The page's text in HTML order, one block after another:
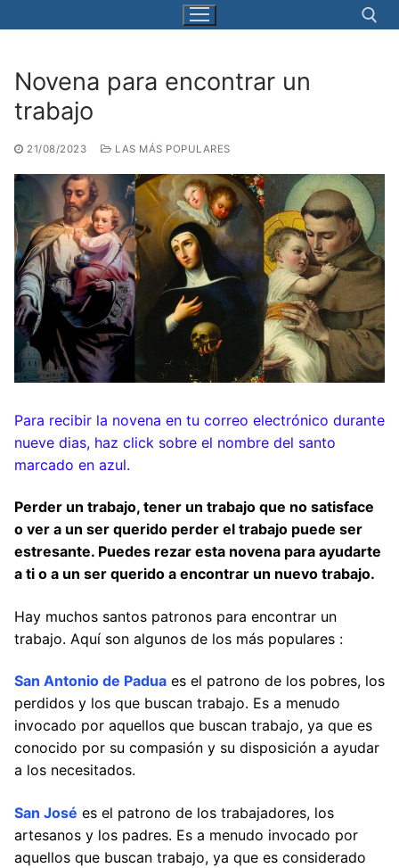
al
Buscar:
Novena para encontrar un
trabajo
21/08/2023 LAS MÁS POPULARES
Para recibir la novena en tu correo electrónico durante
nueve dias, haz click sobre el nombre del santo
marcado en azul.
Perder un trabajo, tener un trabajo que no satisface
o ver a un ser querido perder el trabajo puede ser
estresante. Puedes rezar esta novena para ayudarte
a ti o a un ser querido a encontrar un nuevo trabajo.
Hay muchos santos patronos para encontrar un
trabajo. Aquí son algunos de los más populares :
San Antonio de Padua es el patrono de los pobres, los
perdidos y los que buscan trabajo. Es a menudo
invocado por aquellos que buscan trabajo, ya que es
conocido por su compasión y su disposición a ayudar
a los necesitados.
San José es el patrono de los trabajadores, los
artesanos y los padres. Es a menudo invocado por
aquellos que buscan trabajo, ya que es considerado